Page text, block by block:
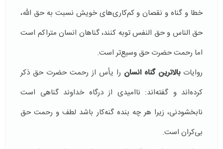
خطا و گناه و نقصان و کم‌کاری‌های خویش نسبت به حق الله،
حق الناس و حق النفس توبه کنند، گناهان انسان متراکم است
اما رحمت حضرت حق وسیع‌تر است.
روایاتبالاترین گناه انسان را یأس از رحمت حضرت حق ذکر
کرده‌اند و گفته‌اند: ناامیدی از درگاه خداوند گناهی است
نابخشودنی، زیرا هر چه بنده گنه‌کار باشد لطف و رحمت حق
بی‌کران است.